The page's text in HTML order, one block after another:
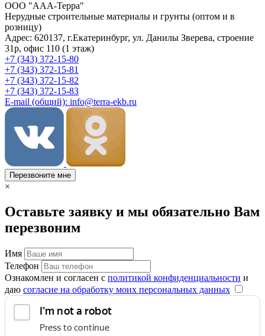
ООО "ААА-Терра"
Нерудные строительные материалы и грунты (оптом и в
розницу)
Адрес: 620137, г.Екатеринбург, ул. Данилы Зверева, строение
31р, офис 110 (1 этаж)
+7 (343) 372-15-80
+7 (343) 372-15-81
+7 (343) 372-15-82
+7 (343) 372-15-83
E-mail (общий): info@terra-ekb.ru
Перезвоните мне
×
Оставьте заявку и мы обязательно Вам
перезвоним
Имя
Телефон
Ознакомлен и согласен с политикой конфиденциальности и
даю согласие на обработку моих персональных данных